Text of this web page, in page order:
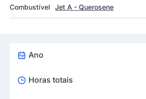
Combustível
Jet A - Querosene
Ano
Horas totais